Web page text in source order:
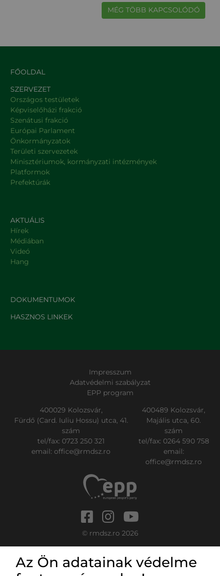
MÉG TÖBB KAPCSOLÓDÓ
FŐOLDAL
SZERVEZET
Országos testületek
Képviselőházi frakció
Szenátusi frakció
Európai Parlament
Önkormányzatok
Területi szervezetek
Minisztériumok, kormányzati intézmények
Platformok
Prefektúrák
AKTUÁLIS
Hírek
Médiában
Videó
Hang
DOKUMENTUMOK
HASZNOS LINKEK
Impresszum
Adatvédelmi szabályzat
EPP program
400029 Kolozsvár,
Fürdő (Card. Iuliu Hossu) utca, 41.
szám
tel/fax: 0723 250 321
email:office@rmdsz.ro
400489 Kolozsvár,
Majális utca, 60.
szám
tel/fax: 0264 590 758
email:
office@rmdsz.ro
© rmdsz.ro 2026
Az Ön adatainak védelme